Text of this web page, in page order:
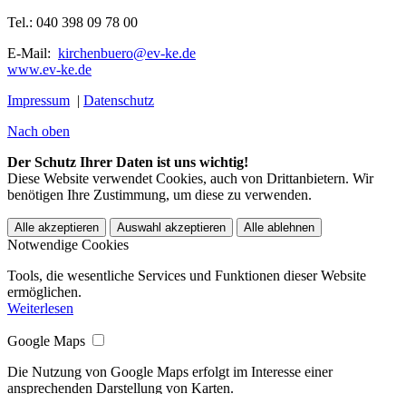
Tel.: 040 398 09 78 00
E-Mail: kirchenbuero@ev-ke.de
www.ev-ke.de
Impressum | Datenschutz
Nach oben
Der Schutz Ihrer Daten ist uns wichtig!
Diese Website verwendet Cookies, auch von Drittanbietern. Wir
benötigen Ihre Zustimmung, um diese zu verwenden.
Alle akzeptieren Auswahl akzeptieren Alle ablehnen
Notwendige Cookies
Tools, die wesentliche Services und Funktionen dieser Website
ermöglichen.
Weiterlesen
Google Maps
Die Nutzung von Google Maps erfolgt im Interesse einer
ansprechenden Darstellung von Karten.